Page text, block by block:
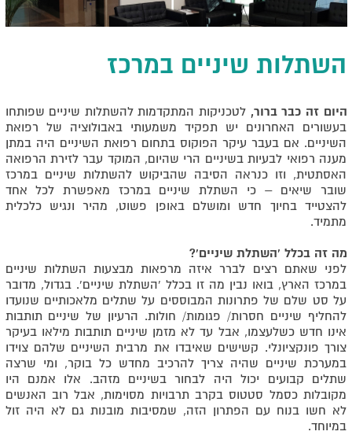
השתלות שיניים במרכז
היום זה כבר ברור, לטכניקות המתקדמות להשתלות שיניים שפותחו
בעשורים האחרונים יש תפקיד משמעותי באבולוציה של רפואת
השיניים. אם בעבר עיקר הפוקוס בתחום רפואת השיניים היה במתן
מענה רפואי לבעיות בשיניים הרי שהיום, המוקד עבר לזירת הרפואה
האסתטית, וזו כנראה הסיבה שהביקוש להשתלות שיניים במרכז
שובר שיאים – כי השתלת שיניים במרכז מאפשרת לכל אחד
להצטייד בחיוך חדש ומושלם באופן פשוט, מהיר ונגיש כלכלית
מתמיד.
מה זה בכלל 'השתלת שיניים'?
לפני שאתם רצים לברר איזה מרפאות מבצעות השתלות שיניים
במרכז הארץ, בואו נבין מה זו בכלל 'השתלת שיניים'. בגדול, מדובר
על סט שלם של פתרונות המבוססים על שתלים מלאכותיים שנועדו
להחליף שיניים חסרות/ פגומות/ חולות. הרעיון של שיניים תותבות
אינו חדש כשלעצמו, אבל עד לא מזמן שיניים תותבות מילאו בעיקר
צורך פונקציונלי. קשישים שאיבדו את מרבית השיניים שלהם צוידו
במערכת שיניים שהיה צריך להרכיב מחדש כל בוקר, ומי שרצה
שתלים קבועים יכול היה לבחור בשיניים מזהב. אלו אמנם היו
מקובלות כסמל סטטוס בקרב תרבויות מסוימות, אבל רוב האנשים
לא חשו בנוח עם הפתרון הזה, שמסיבות מובנות גם לא היה זול
במיוחד.